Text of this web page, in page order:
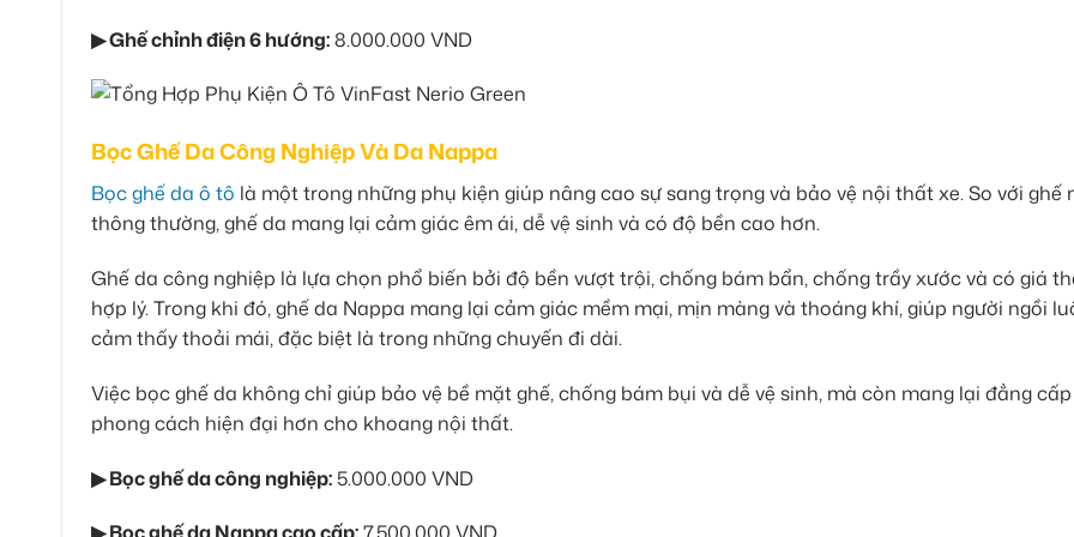
▶ Ghế chỉnh điện 6 hướng:8.000.000 VND
Bọc Ghế Da Công Nghiệp Và Da Nappa
Bọc ghế da ô tô là một trong những phụ kiện giúp nâng cao sự sang trọng và bảo vệ nội thất xe. So với ghế
thông thường, ghế da mang lại cảm giác êm ái, dễ vệ sinh và có độ bền cao hơn.
Ghế da công nghiệp là lựa chọn phổ biến bởi độ bền vượt trội, chống bám bẩn, chống trầy xước và có giá
hợp lý. Trong khi đó, ghế da Nappa mang lại cảm giác mềm mại, mịn màng và thoáng khí, giúp người ngồi
cảm thấy thoải mái, đặc biệt là trong những chuyến đi dài.
Việc bọc ghế da không chỉ giúp bảo vệ bề mặt ghế, chống bám bụi và dễ vệ sinh, mà còn mang lại đẳng
phong cách hiện đại hơn cho khoang nội thất.
▶ Bọc ghế da công nghiệp: 5.000.000 VND